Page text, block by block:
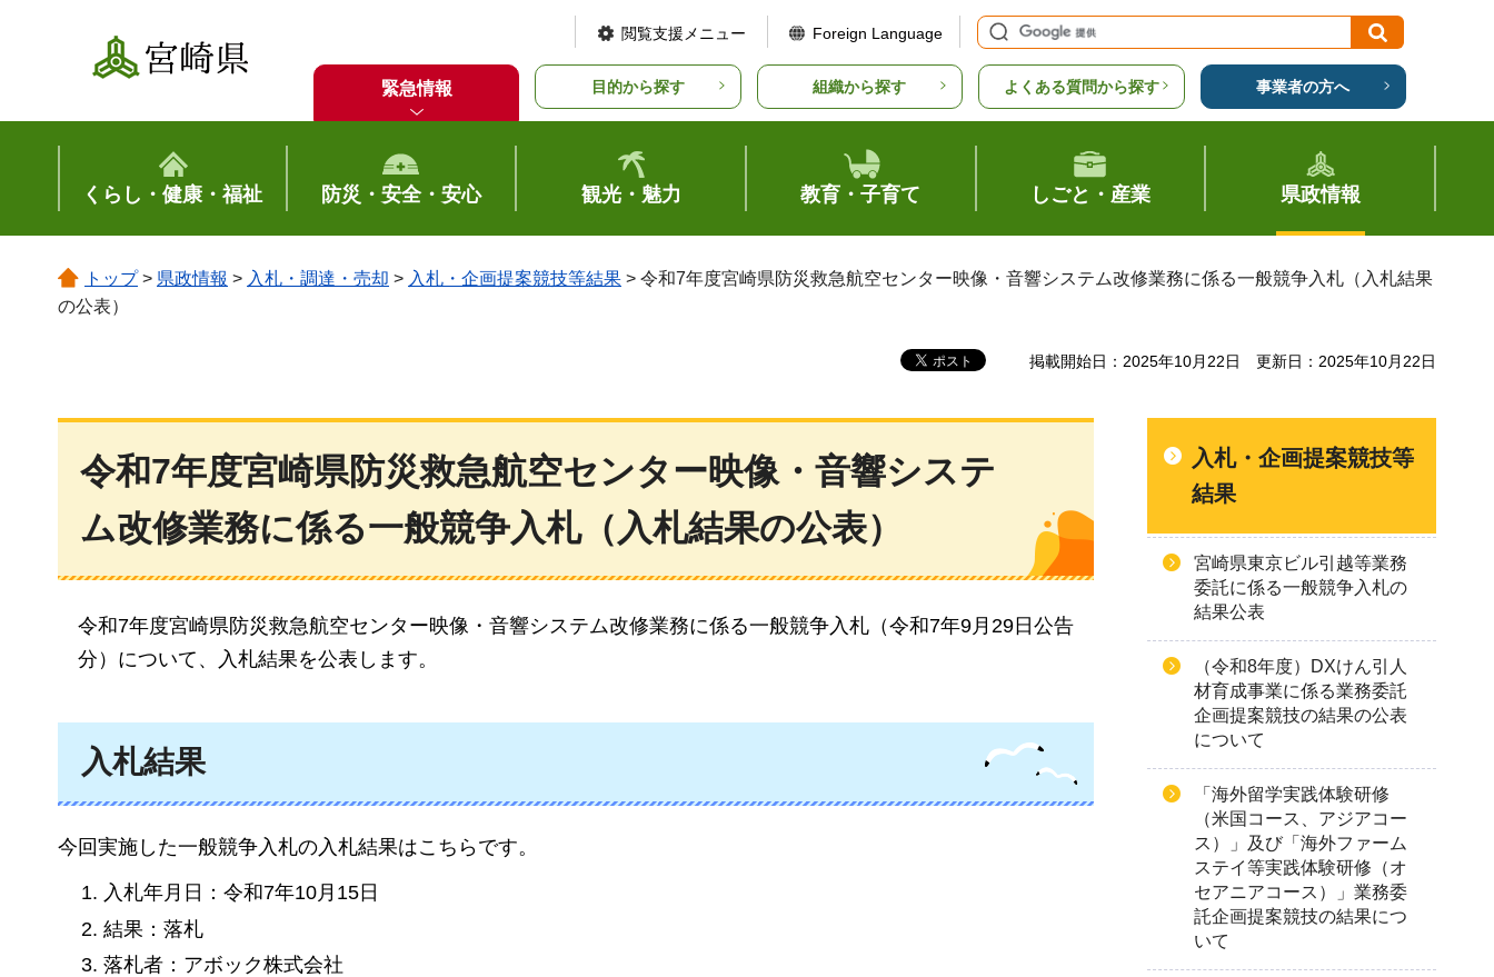
宮崎県
閲覧支援メニュー Foreign Language
緊急情報 目的から探す 組織から探す よくある質問から探す 事業者の方へ
くらし・健康・福祉 防災・安全・安心 観光・魅力 教育・子育て しごと・産業 県政情報
トップ> 県政情報 > 入札・調達・売却 > 入札・企画提案競技等結果 > 令和7年度宮崎県防災救急航空センター映像・音響システム改修業務に係る一般競争入札（入札結果
の公表）
掲載開始日：2025年10月22日 更新日：2025年10月22日
令和7年度宮崎県防災救急航空センター映像・音響システ
ム改修業務に係る一般競争入札（入札結果の公表）
令和7年度宮崎県防災救急航空センター映像・音響システム改修業務に係る一般競争入札（令和7年9月29日公告
分）について、入札結果を公表します。
入札結果
今回実施した一般競争入札の入札結果はこちらです。
入札年月日：令和7年10月15日
結果：落札
落札者：アボック株式会社
入札・企画提案競技等
結果
宮崎県東京ビル引越等業務
委託に係る一般競争入札の
結果公表
（令和8年度）DXけん引人
材育成事業に係る業務委託
企画提案競技の結果の公表
について
「海外留学実践体験研修
（米国コース、アジアコー
ス）」及び「海外ファーム
ステイ等実践体験研修（オ
セアニアコース）」業務委
託企画提案競技の結果につ
いて